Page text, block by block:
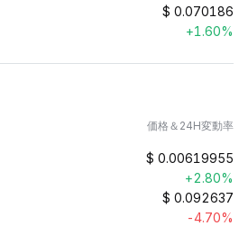
$ 0.070186
+1.60%
価格＆24H変動率
$ 0.00619955
+2.80%
$ 0.092637
-4.70%